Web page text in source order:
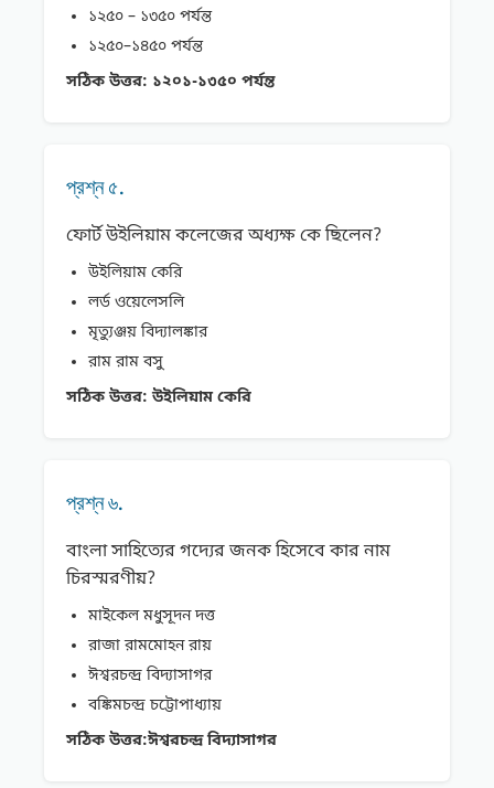
১২৫০ – ১৩৫০ পর্যন্ত
১২৫০–১৪৫০ পর্যন্ত
সঠিক উত্তর: ১২০১-১৩৫০ পর্যন্ত
প্রশ্ন ৫.
ফোর্ট উইলিয়াম কলেজের অধ্যক্ষ কে ছিলেন?
উইলিয়াম কেরি
লর্ড ওয়েলেসলি
মৃত্যুঞ্জয় বিদ্যালঙ্কার
রাম রাম বসু
সঠিক উত্তর: উইলিয়াম কেরি
প্রশ্ন ৬.
বাংলা সাহিত্যের গদ্যের জনক হিসেবে কার নাম
চিরস্মরণীয়?
মাইকেল মধুসূদন দত্ত
রাজা রামমােহন রায়
ঈশ্বরচন্দ্র বিদ্যাসাগর
বঙ্কিমচন্দ্র চট্টোপাধ্যায়
সঠিক উত্তর:ঈশ্বরচন্দ্র বিদ্যাসাগর